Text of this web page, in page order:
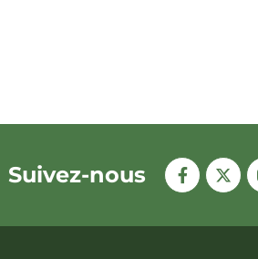
Suivez-nous